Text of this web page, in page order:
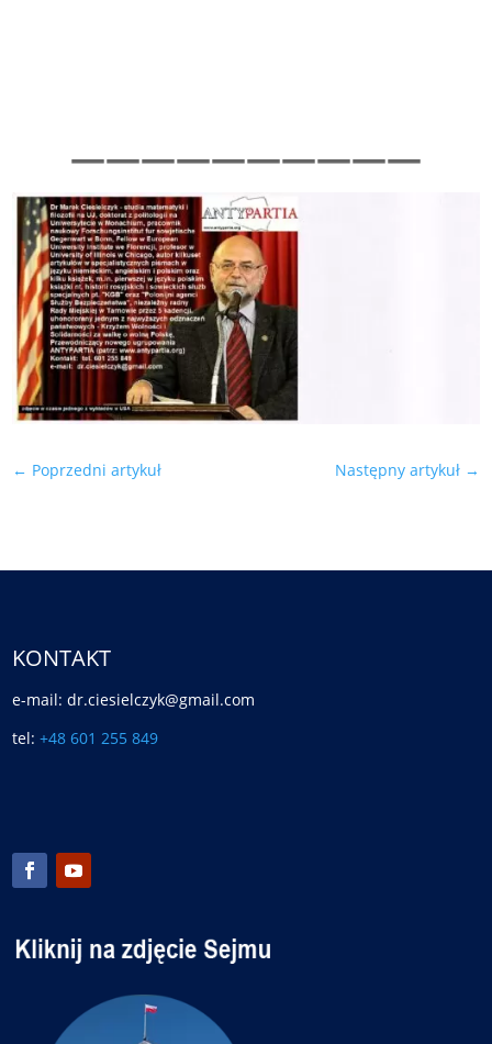
——————————
← Poprzedni artykuł Następny artykuł→
KONTAKT
e-mail: dr.ciesielczyk@gmail.com
tel:+48 601 255 849